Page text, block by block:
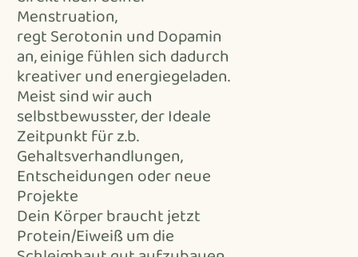
Menstruation,
regt Serotonin und Dopamin
an, einige fühlen sich dadurch
kreativer und energiegeladen.
Meist sind wir auch
selbstbewusster, der Ideale
Zeitpunkt für z.b.
Gehaltsverhandlungen,
Entscheidungen oder neue
Projekte
Dein Körper braucht jetzt
Protein/Eiweiß um die